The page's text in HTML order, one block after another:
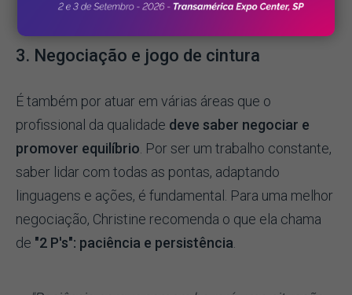
3. Negociação e jogo de cintura
É também por atuar em várias áreas que o
profissional da qualidade deve saber negociar e
promover equilíbrio . Por ser um trabalho constante,
saber lidar com todas as pontas, adaptando
linguagens e ações, é fundamental. Para uma melhor
negociação, Christine recomenda o que ela chama
de "2 P's": paciência e persistência